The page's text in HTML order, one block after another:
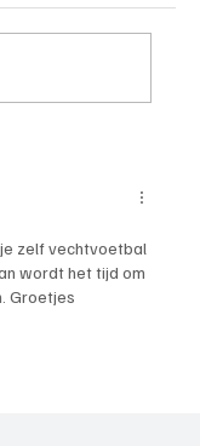
zelf vechtvoetbal
wordt het tijd om
Groetjes